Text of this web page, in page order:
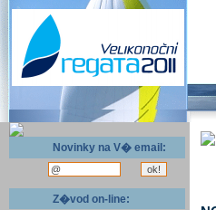
Novinky na V� email:
Z�vod on-line: